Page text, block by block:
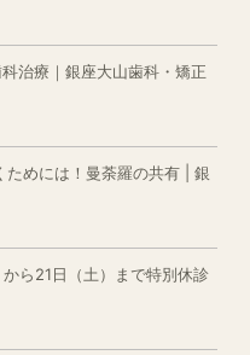
治療｜銀座大山歯科・矯正
ためには！曼荼羅の共有 | 銀
ら21日（土）まで特別休診